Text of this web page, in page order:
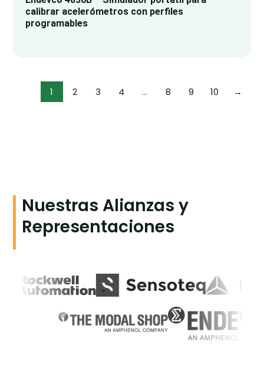
calibrar acelerómetros con perfiles
programables
1 2 3 4 … 8 9 10 →
Nuestras Alianzas y
Representaciones